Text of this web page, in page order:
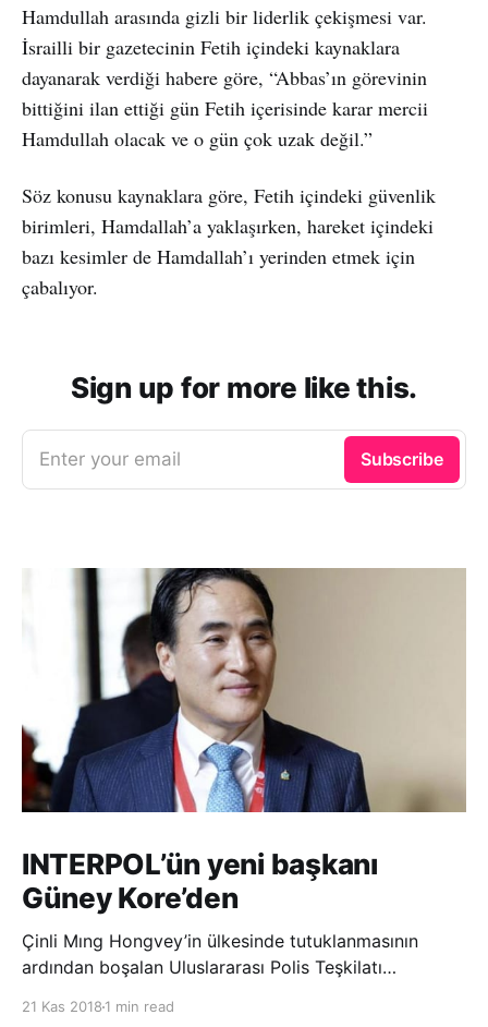
Hamdullah arasında gizli bir liderlik çekişmesi var.
İsrailli bir gazetecinin Fetih içindeki kaynaklara
dayanarak verdiği habere göre, “Abbas’ın görevinin
bittiğini ilan ettiği gün Fetih içerisinde karar mercii
Hamdullah olacak ve o gün çok uzak değil.”
Söz konusu kaynaklara göre, Fetih içindeki güvenlik
birimleri, Hamdallah’a yaklaşırken, hareket içindeki
bazı kesimler de Hamdallah’ı yerinden etmek için
çabalıyor.
Sign up for more like this.
Enter your email Subscribe
INTERPOL’ün yeni başkanı
Güney Kore’den
Çinli Mıng Hongvey’in ülkesinde tutuklanmasının
ardından boşalan Uluslararası Polis Teşkilatı
21 Kas 2018 1 min read